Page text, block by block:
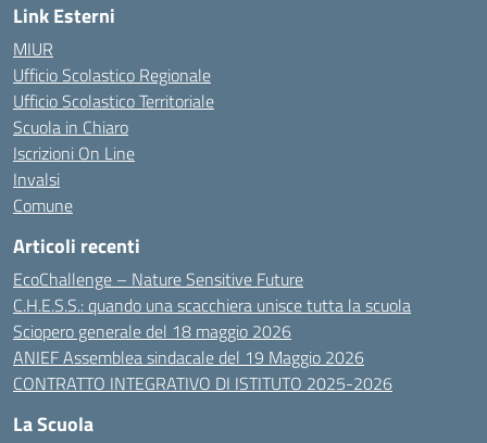
Link Esterni
MIUR
Ufficio Scolastico Regionale
Ufficio Scolastico Territoriale
Scuola in Chiaro
Iscrizioni On Line
Invalsi
Comune
Articoli recenti
EcoChallenge – Nature Sensitive Future
C.H.E.S.S.: quando una scacchiera unisce tutta la scuola
Sciopero generale del 18 maggio 2026
ANIEF Assemblea sindacale del 19 Maggio 2026
CONTRATTO INTEGRATIVO DI ISTITUTO 2025-2026
La Scuola